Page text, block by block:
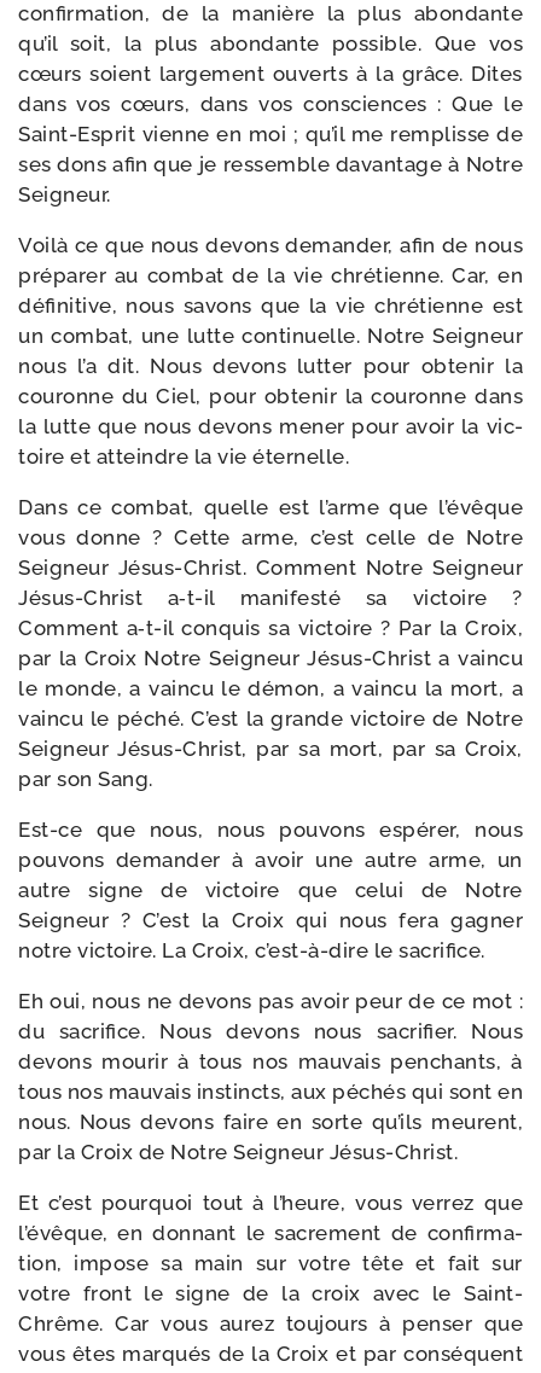
confir­ma­tion, de la manière la plus abon­dante
qu’il soit, la plus abon­dante pos­sible. Que vos
cœurs soient lar­ge­ment ouverts à la grâce. Dites
dans vos cœurs, dans vos consciences : Que le
Saint-​Esprit vienne en moi ; qu’il me rem­plisse de
ses dons afin que je res­semble davan­tage à Notre
Seigneur.
Voilà ce que nous devons deman­der, afin de nous
pré­pa­rer au com­bat de la vie chré­tienne. Car, en
défi­ni­tive, nous savons que la vie chré­tienne est
un com­bat, une lutte conti­nuelle. Notre Seigneur
nous l’a dit. Nous devons lut­ter pour obte­nir la
cou­ronne du Ciel, pour obte­nir la cou­ronne dans
la lutte que nous devons mener pour avoir la vic­
toire et atteindre la vie éternelle.
Dans ce com­bat, quelle est l’arme que l’évêque
vous donne ? Cette arme, c’est celle de Notre
Seigneur Jésus-​Christ. Comment Notre Seigneur
Jésus-​Christ a‑t-​il mani­fes­té sa vic­toire ?
Comment a‑t-​il conquis sa vic­toire ? Par la Croix,
par la Croix Notre Seigneur Jésus-​Christ a vain­cu
le monde, a vain­cu le démon, a vain­cu la mort, a
vain­cu le péché. C’est la grande vic­toire de Notre
Seigneur Jésus-​Christ, par sa mort, par sa Croix,
par son Sang.
Est-​ce que nous, nous pou­vons espé­rer, nous
pou­vons deman­der à avoir une autre arme, un
autre signe de vic­toire que celui de Notre
Seigneur ? C’est la Croix qui nous fera gagner
notre vic­toire. La Croix, c’est-à-dire le sacrifice.
Eh oui, nous ne devons pas avoir peur de ce mot :
du sacri­fice. Nous devons nous sacri­fier. Nous
devons mou­rir à tous nos mau­vais pen­chants, à
tous nos mau­vais ins­tincts, aux péchés qui sont en
nous. Nous devons faire en sorte qu’ils meurent,
par la Croix de Notre Seigneur Jésus-Christ.
Et c’est pour­quoi tout à l’heure, vous ver­rez que
l’évêque, en don­nant le sacre­ment de confir­ma­
tion, impose sa main sur votre tête et fait sur
votre front le signe de la croix avec le Saint-​
Chrême. Car vous aurez tou­jours à pen­ser que
vous êtes mar­qués de la Croix et par consé­quent